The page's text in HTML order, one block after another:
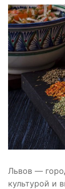
Львов —
культурой и